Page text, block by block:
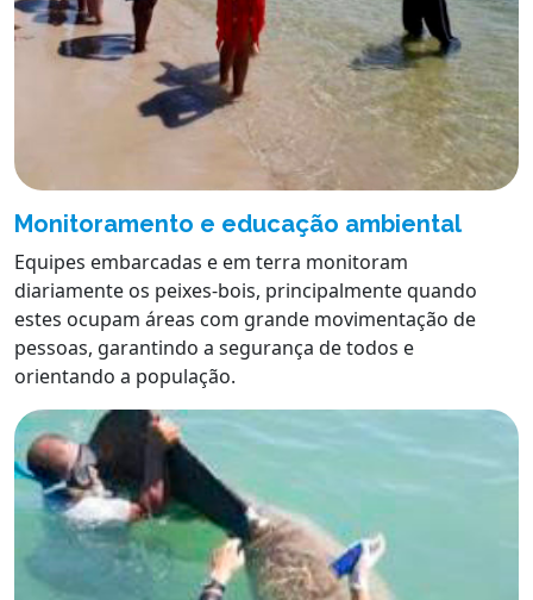
Monitoramento e educação ambiental
Equipes embarcadas e em terra monitoram
diariamente os peixes-bois, principalmente quando
estes ocupam áreas com grande movimentação de
pessoas, garantindo a segurança de todos e
orientando a população.